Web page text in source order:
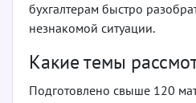
бухгалтерам быстро
незнакомой ситуации.
Какие темы
Подготовлено свыше 120